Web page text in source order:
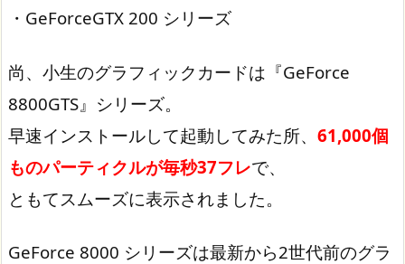
・GeForceGTX 200 シリーズ
尚、小生のグラフィックカードは『GeForce
8800GTS』シリーズ。
早速インストールして起動してみた所、 61,000個
ものパーティクルが毎秒37フレで、
ともてスムーズに表示されました。
GeForce 8000 シリーズは最新から2世代前のグラ